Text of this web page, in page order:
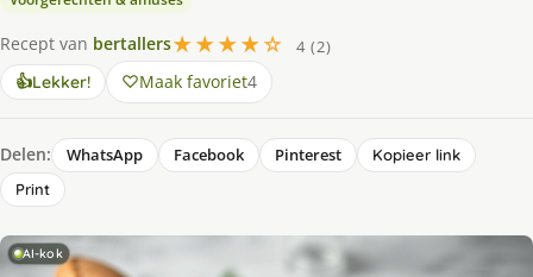
Recept van bertallers★★★★☆
4 (2)
👍Lekker! Maak favoriet4
Delen: WhatsApp Facebook Pinterest
Kopieer link
Print
AI-kok